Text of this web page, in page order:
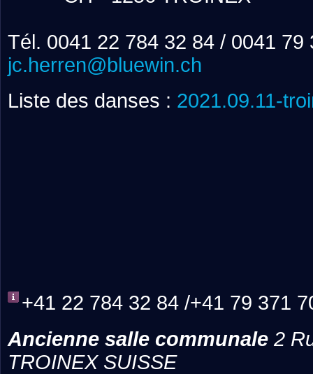
Tél. 0041 22 784 32 84 / 0041 79
jc.herren@bluewin.ch
Liste des danses : 2021.09.11-
+41 22 784 32 84 /+41 79 371
Ancienne salle communale 2
TROINEX SUISSE